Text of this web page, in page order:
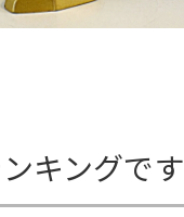
キングです